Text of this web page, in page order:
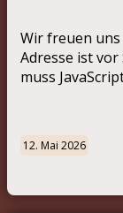
Wir freuen
Adresse ist
muss
12. Mai 2026